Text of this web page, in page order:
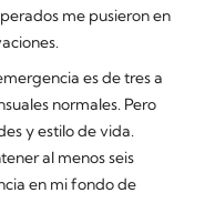
me pusieron en
es de tres a
normales. Pero
y estilo de vida.
al menos seis
en mi fondo de